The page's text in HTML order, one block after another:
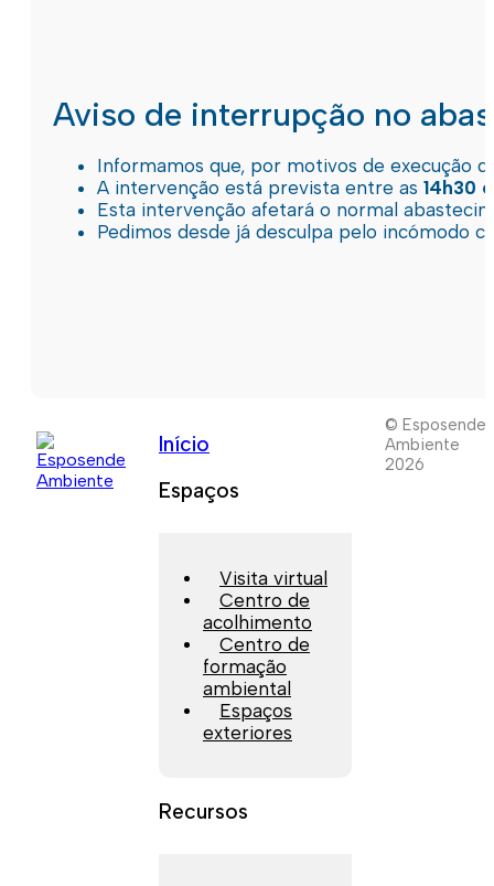
Aviso de interrupção no
Informamos que, por motivos de execução
A intervenção está prevista entre as 14h30
Esta intervenção afetará o normal
Pedimos desde já desculpa pelo incómodo
Início
Espaços
Visita virtual
Centro de
acolhimento
Centro de
formação
ambiental
Espaços
exteriores
Recursos
© Esposende
Ambiente
2026